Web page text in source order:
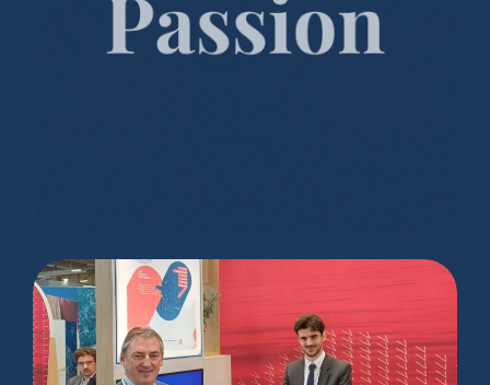
Bonne année 2026 ! ✨🎉